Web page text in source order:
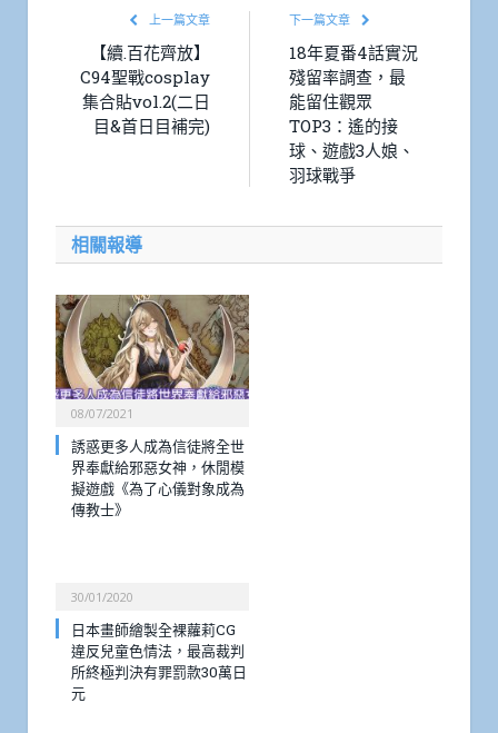
上一篇文章
【續.百花齊放】
C94聖戰cosplay
集合貼vol.2(二日
目&首日目補完)
下一篇文章
18年夏番4話實況
殘留率調查，最
能留住觀眾
TOP3：遙的接
球、遊戲3人娘、
羽球戰爭
相關報導
08/07/2021
誘惑更多人成為信徒將全世
界奉獻給邪惡女神，休閒模
擬遊戲《為了心儀對象成為
傳教士》
30/01/2020
日本畫師繪製全裸蘿莉CG
違反兒童色情法，最高裁判
所終極判決有罪罰款30萬日
元